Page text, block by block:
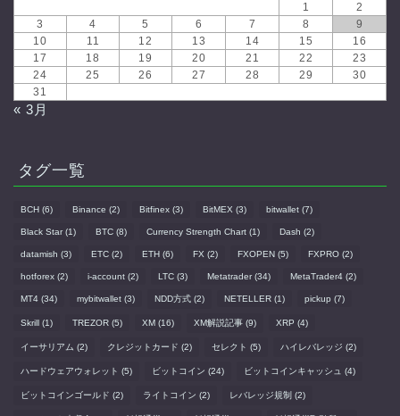
1
2
3
4 5 6 7 8
9
10
11 12 13 14 15
16
17
18 19 20 21 22
23
24
25 26 27 28 29
30
31
« 3月
タグ一覧
BCH (6) Binance (2) Bitfinex (3) BitMEX (3) bitwallet (7)
Black Star(1) BTC (8) Currency Strength Chart (1) Dash (2)
datamish (3) ETC (2) ETH (6) FX (2) FXOPEN (5) FXPRO (2)
hotforex (2) i-account (2) LTC (3) Metatrader(34) MetaTrader4 (2)
MT4 (34) mybitwallet (3) NDD方式 (2) NETELLER (1) pickup (7)
Skrill (1) TREZOR (5) XM (16) XM解説記事 (9) XRP (4)
イーサリアム (2) クレジットカード (2) セレクト (5) ハイレバレッジ (2)
ハードウェアウォレット (5) ビットコイン (24) ビットコインキャッシュ (4)
ビットコインゴールド (2) ライトコイン (2) レバレッジ規制 (2)